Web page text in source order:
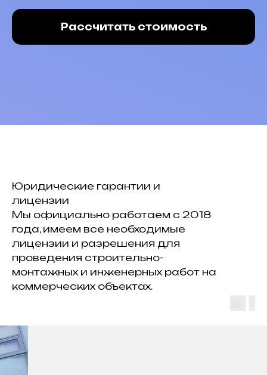
Рассчитать стоимость
Юридические гарантии и
лицензии
Мы официально работаем с 2018
года, имеем все необходимые
лицензии и разрешения для
проведения строительно-
монтажных и инженерных работ на
коммерческих объектах.